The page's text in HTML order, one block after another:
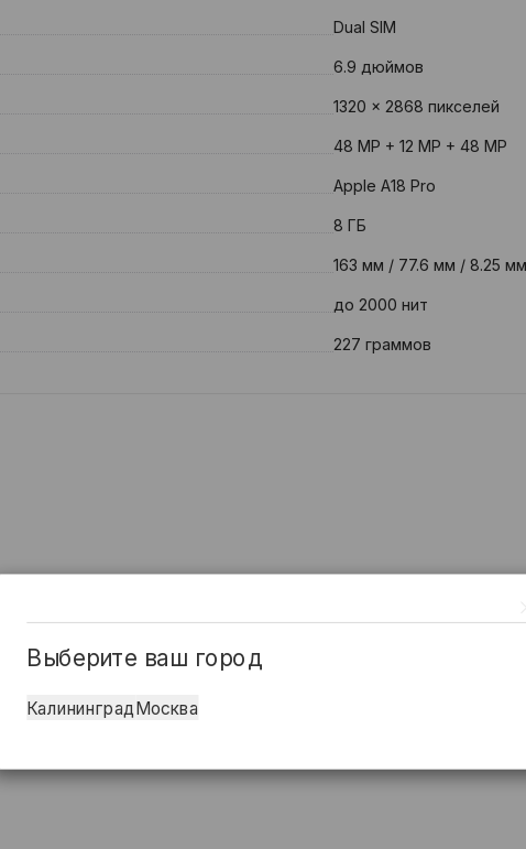
Dual SIM
6.9 дюймов
1320 x 2868 пикселей
48 MP + 12 MP + 48 MP
Apple A18 Pro
8 ГБ
163 мм / 77.6 мм / 8.25 мм
до 2000 нит
227 граммов
Выберите ваш город
КалининградМосква